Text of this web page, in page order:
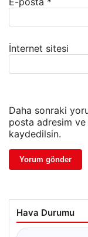
İnternet sitesi
Daha sonraki
posta adresim ve
kaydedilsin.
Hava Durumu